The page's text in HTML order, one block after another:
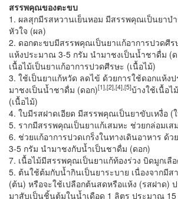
สรรพคุณของตะขบ
1. ผลสุกมีรสหวานเย็นหอม มีสรรพคุณเป็นยาบ
หัวใจ (ผล)
2. ดอกตะขบมีสรรพคุณเป็นยาแก้อาการปวดศีร
แห้งประมาณ 3-5 กรัม นำมาชงเป็นน้ำชาดื่ม (
เนื้อไม้เป็นยาแก้อาการปวดศีรษะ (เนื้อไม้)
3. ใช้เป็นยาแก้หวัด ลดไข้ ด้วยการใช้ดอกแห้ง
มาชงเป็นน้ำชาดื่ม (ดอก)[1],[2],[4],[5]บ้างใช้เนื้อไ
(เนื้อไม้)
4. ใบมีรสฝาดเอียด มีสรรพคุณเป็นยาขับเหงื่อ (
5. รากมีสรรพคุณเป็นยาแก้เสมหะ ช่วยกล่อมเส
6. ช่วยแก้อาการปวดเกร็งในทางเดินอาหาร ด้
3-5 กรัม นำมาชงกับน้ำเป็นชาดื่ม (ดอก)
7. เนื้อไม้มีสรรพคุณเป็นยาแก้ท้องร่วง บิดมูกเลื
5. ต้นใช้ต้มกับน้ำกินเป็นยาระบาย เนื่องจากมีส
(ต้น) หรือจะใช้เปลือกต้นสดหรือแห้ง (รสฝาด)
มาสับเป็นชิ้นต้มในน้ำเดือด 1 ลิตร ประมาณ 15